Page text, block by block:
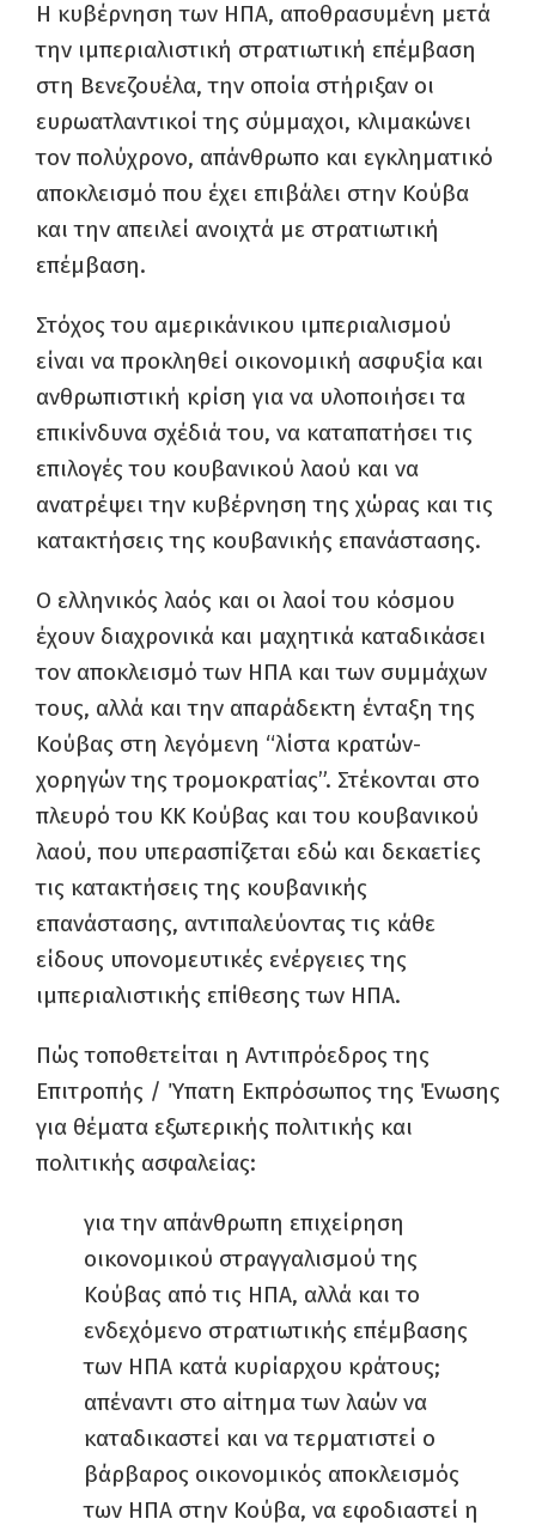
Η κυβέρνηση των ΗΠΑ, αποθρασυμένη μετά
την ιμπεριαλιστική στρατιωτική επέμβαση
στη Βενεζουέλα, την οποία στήριξαν οι
ευρωατλαντικοί της σύμμαχοι, κλιμακώνει
τον πολύχρονο, απάνθρωπο και εγκληματικό
αποκλεισμό που έχει επιβάλει στην Κούβα
και την απειλεί ανοιχτά με στρατιωτική
επέμβαση.
Στόχος του αμερικάνικου ιμπεριαλισμού
είναι να προκληθεί οικονομική ασφυξία και
ανθρωπιστική κρίση για να υλοποιήσει τα
επικίνδυνα σχέδιά του, να καταπατήσει τις
επιλογές του κουβανικού λαού και να
ανατρέψει την κυβέρνηση της χώρας και τις
κατακτήσεις της κουβανικής επανάστασης.
Ο ελληνικός λαός και οι λαοί του κόσμου
έχουν διαχρονικά και μαχητικά καταδικάσει
τον αποκλεισμό των ΗΠΑ και των συμμάχων
τους, αλλά και την απαράδεκτη ένταξη της
Κούβας στη λεγόμενη “λίστα κρατών-
χορηγών της τρομοκρατίας”. Στέκονται στο
πλευρό του ΚΚ Κούβας και του κουβανικού
λαού, που υπερασπίζεται εδώ και δεκαετίες
τις κατακτήσεις της κουβανικής
επανάστασης, αντιπαλεύοντας τις κάθε
είδους υπονομευτικές ενέργειες της
ιμπεριαλιστικής επίθεσης των ΗΠΑ.
Πώς τοποθετείται η Αντιπρόεδρος της
Επιτροπής / Ύπατη Εκπρόσωπος της Ένωσης
για θέματα εξωτερικής πολιτικής και
πολιτικής ασφαλείας:
για την απάνθρωπη επιχείρηση
οικονομικού στραγγαλισμού της
Κούβας από τις ΗΠΑ, αλλά και το
ενδεχόμενο στρατιωτικής επέμβασης
των ΗΠΑ κατά κυρίαρχου κράτους;
απέναντι στο αίτημα των λαών να
καταδικαστεί και να τερματιστεί ο
βάρβαρος οικονομικός αποκλεισμός
των ΗΠΑ στην Κούβα, να εφοδιαστεί η